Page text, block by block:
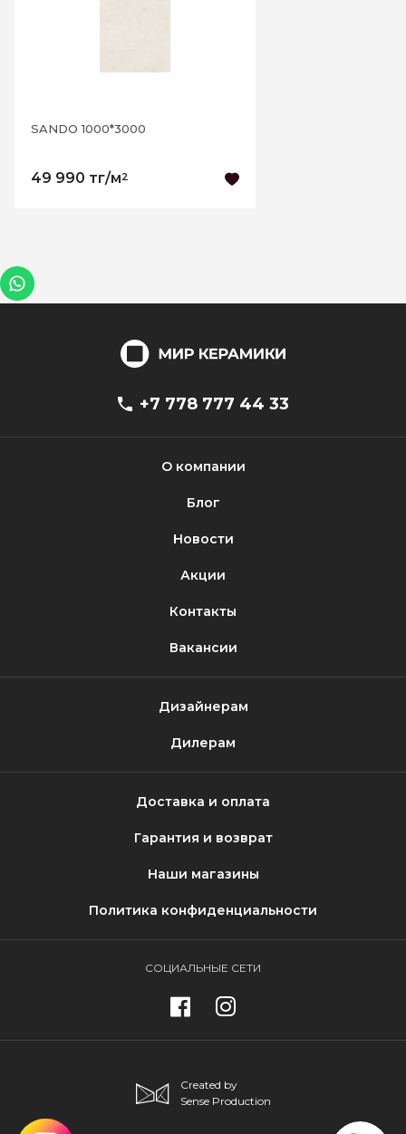
SANDO 1000*3000
49 990 тг/м2
+7 778 777 44 33
О компании
Блог
Новости
Акции
Контакты
Вакансии
Дизайнерам
Дилерам
Доставка и оплата
Гарантия и возврат
Наши магазины
Политика конфиденциальности
СОЦИАЛЬНЫЕ СЕТИ
Created by
Sense Production